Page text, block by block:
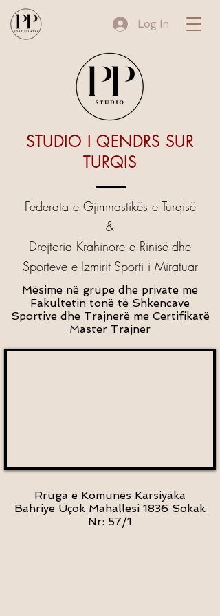
Log In
STUDIO I QENDRS SUR
TURQIS
Federata e Gjimnastikës e Turqisë
&
Drejtoria Krahinore e Rinisë dhe
Sporteve e Izmirit Sporti i Miratuar
Mësime në grupe dhe private me
Fakultetin tonë të Shkencave
Sportive dhe Trajnerë me Certifikatë
Master Trajner
Rruga e Komunës Karsiyaka
Bahriye Üçok Mahallesi 1836 Sokak
Nr: 57/1